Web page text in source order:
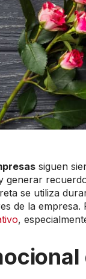
siguen
generar
se utiliza
de la
,